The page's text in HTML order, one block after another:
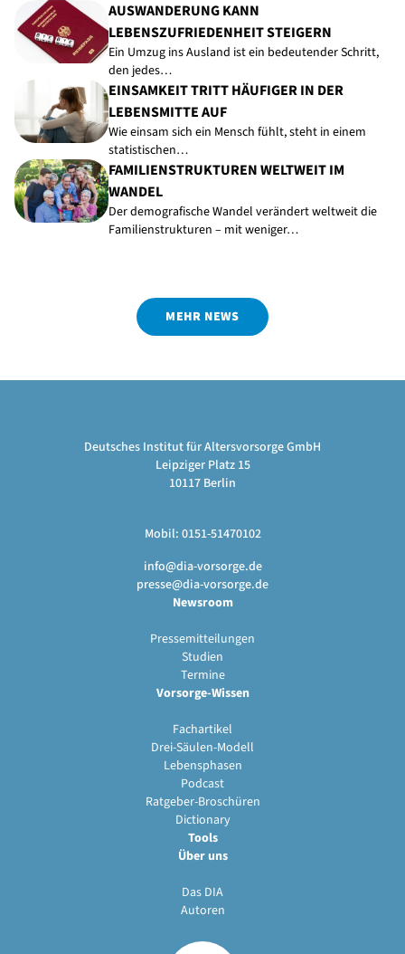
AUSWANDERUNG KANN
LEBENSZUFRIEDENHEIT STEIGERN
Ein Umzug ins Ausland ist ein bedeutender Schritt,
den jedes…
EINSAMKEIT TRITT HÄUFIGER IN DER
LEBENSMITTE AUF
Wie einsam sich ein Mensch fühlt, steht in einem
statistischen…
FAMILIENSTRUKTUREN WELTWEIT IM
WANDEL
Der demografische Wandel verändert weltweit die
Familienstrukturen – mit weniger…
MEHR NEWS
Deutsches Institut für Altersvorsorge GmbH
Leipziger Platz 15
10117 Berlin
Mobil: 0151-51470102
info@dia-vorsorge.de
presse@dia-vorsorge.de
Newsroom
Pressemitteilungen
Studien
Termine
Vorsorge-Wissen
Fachartikel
Drei-Säulen-Modell
Lebensphasen
Podcast
Ratgeber-Broschüren
Dictionary
Tools
Über uns
Das DIA
Autoren